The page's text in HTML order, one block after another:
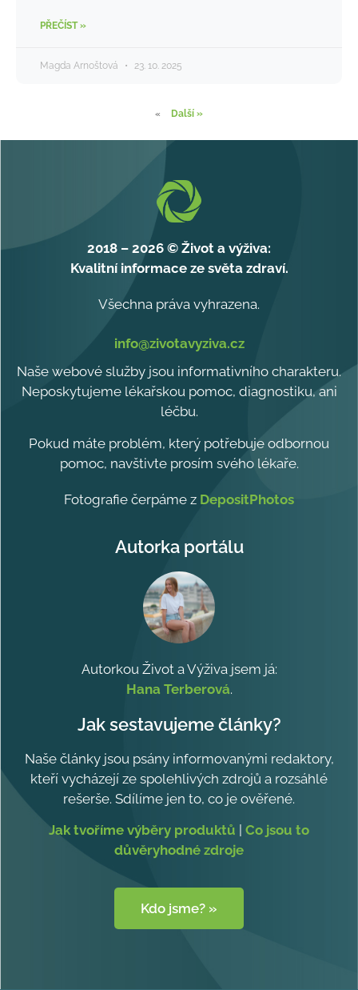
PŘEČÍST »
Magda Arnoštová 23. 10. 2025
« Další »
2018 – 2026 © Život a výživa:
Kvalitní informace ze světa zdraví.
Všechna práva vyhrazena.
info@zivotavyziva.cz
Naše webové služby jsou informativního charakteru.
Neposkytujeme lékařskou pomoc, diagnostiku, ani
léčbu.
Pokud máte problém, který potřebuje odbornou
pomoc, navštivte prosím svého lékaře.
Fotografie čerpáme z DepositPhotos
Autorka portálu
Autorkou Život a Výživa jsem já:
Hana Terberová.
Jak sestavujeme články?
Naše články jsou psány informovanými redaktory,
kteří vycházejí ze spolehlivých zdrojů a rozsáhlé
rešerše. Sdílíme jen to, co je ověřené.
Jak tvoříme výběry produktů | Co jsou to
důvěryhodné zdroje
Kdo jsme? »